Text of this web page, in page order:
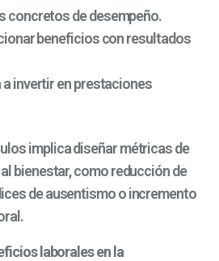
concretos de desempeño.
beneficios con resultados
invertir en prestaciones
implica diseñar métricas de
bienestar, como reducción de
de ausentismo o incremento
laborales en la